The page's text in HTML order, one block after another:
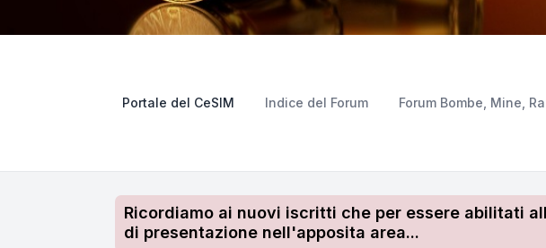
Portale del CeSIM Indice del Forum Forum Bombe, Mine,
Ricordiamo ai nuovi iscritti che per essere abilitati
di presentazione nell'apposita area...